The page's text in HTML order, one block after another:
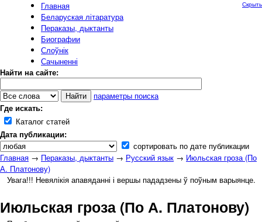
Главная
Беларуская літаратура
Пераказы, дыктанты
Биографии
Слоўнік
Сачыненні
Найти на сайте:
параметры поиска
Где искать:
Каталог статей
Дата публикации:
сортировать по дате публикации
Скрыть
Главная → Пераказы, дыктанты → Русский язык → Июльская гроза (По
А. Платонову)
Увага!!! Невялікія апавяданні і вершы пададзены ў поўным варыянце.
Июльская гроза (По А. Платонову)